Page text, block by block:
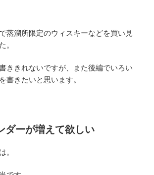
蒸溜所限定のウィスキーなどを買い見
。
ききれないですが、また後編でいろい
書きたいと思います。
ダーが増えて欲しい
。